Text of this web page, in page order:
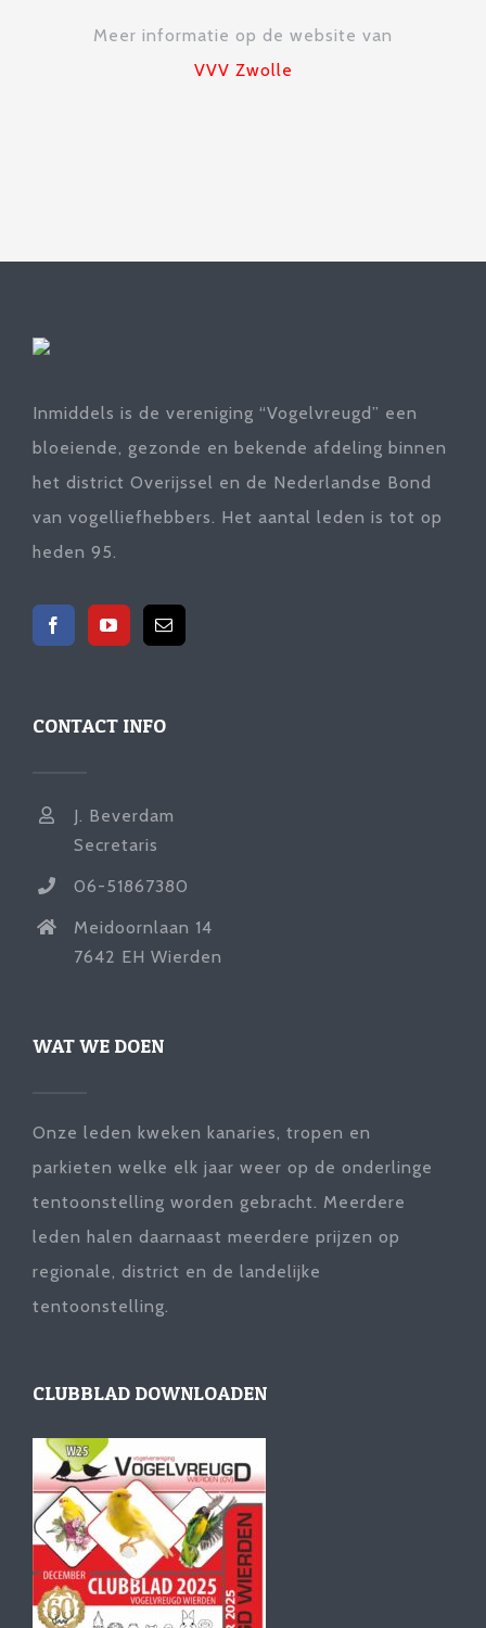
Meer informatie op de website van
VVV Zwolle
Inmiddels is de vereniging “Vogelvreugd” een
bloeiende, gezonde en bekende afdeling binnen
het district Overijssel en de Nederlandse Bond
van vogelliefhebbers. Het aantal leden is tot op
heden 95.
CONTACT INFO
J. Beverdam
Secretaris
06-51867380
Meidoornlaan 14
7642 EH Wierden
WAT WE DOEN
Onze leden kweken kanaries, tropen en
parkieten welke elk jaar weer op de onderlinge
tentoonstelling worden gebracht. Meerdere
leden halen daarnaast meerdere prijzen op
regionale, district en de landelijke
tentoonstelling.
CLUBBLAD DOWNLOADEN